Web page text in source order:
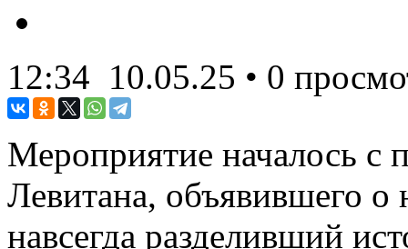
12:34 10.05.25 • 0
Мероприятие началось с
Левитана, объявившего
навсегда разделивший